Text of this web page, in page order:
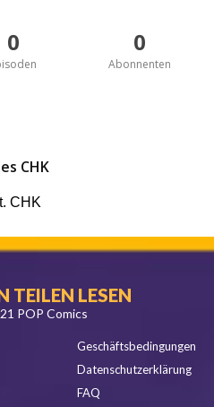
0 0
Abonnenten
CHK
CHK
TEILEN LESEN
POP Comics
Geschäftsbedingungen
Datenschutzerklärung
FAQ